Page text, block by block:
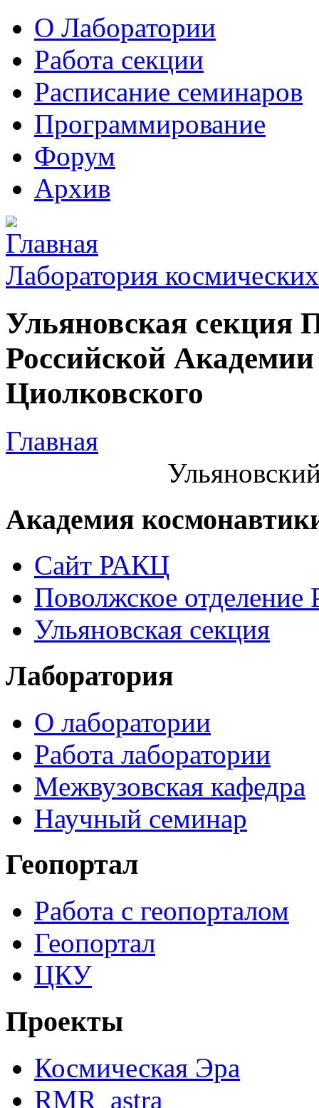
О Лаборатории
Работа секции
Расписание семинаров
Программирование
Форум
Архив
Лаборатория
Ульяновская секция
Российской
Циолковского
Главная
Академия
Сайт РАКЦ
Поволжское
Ульяновская секция
Лаборатория
О лаборатории
Работа лаборатории
Межвузовская кафедра
Научный семинар
Геопортал
Работа с геопорталом
Геопортал
ЦКУ
Проекты
Космическая Эра
RMR_astra